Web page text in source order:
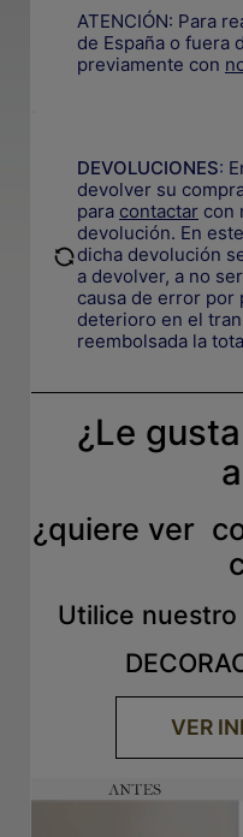
ATENCIÓN: Para
de España o fuera
previamente con
DEVOLUCIONES:
devolver su
para contactar con
devolución. En
dicha devolución
a devolver, a no
causa de error
deterioro en el
reembolsada la
¿Le
¿quiere ver
Utilice
VER